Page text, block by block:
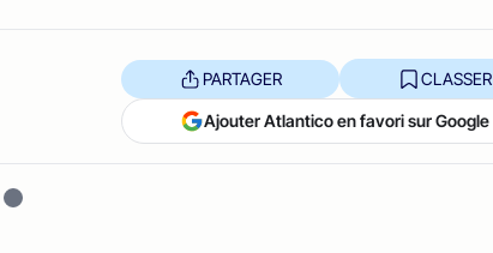
PARTAGER CLASSER
Ajouter Atlantico en favori sur Google